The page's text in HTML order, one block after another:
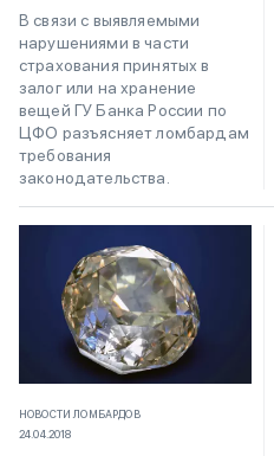
В связи с выявляемыми
нарушениями в части
страхования принятых в
залог или на хранение
вещей ГУ Банка России по
ЦФО разъясняет ломбардам
требования
законодательства.
НОВОСТИ ЛОМБАРДОВ
24.04.2018